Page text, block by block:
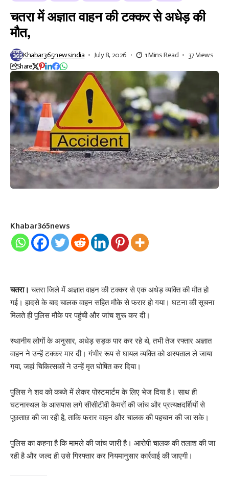
चतरा में अज्ञात वाहन की टक्कर से अधेड़ की
मौत,
Khabar365newsindia July 8, 2026 1 Mins Read 37 Views
Share
Khabar365news
चतरा। चतरा जिले में अज्ञात वाहन की टक्कर से एक अधेड़ व्यक्ति की मौत हो
गई। हादसे के बाद चालक वाहन सहित मौके से फरार हो गया। घटना की सूचना
मिलते ही पुलिस मौके पर पहुंची और जांच शुरू कर दी।
स्थानीय लोगों के अनुसार, अधेड़ सड़क पार कर रहे थे, तभी तेज रफ्तार अज्ञात
वाहन ने उन्हें टक्कर मार दी। गंभीर रूप से घायल व्यक्ति को अस्पताल ले जाया
गया, जहां चिकित्सकों ने उन्हें मृत घोषित कर दिया।
पुलिस ने शव को कब्जे में लेकर पोस्टमार्टम के लिए भेज दिया है। साथ ही
घटनास्थल के आसपास लगे सीसीटीवी कैमरों की जांच और प्रत्यक्षदर्शियों से
पूछताछ की जा रही है, ताकि फरार वाहन और चालक की पहचान की जा सके।
पुलिस का कहना है कि मामले की जांच जारी है। आरोपी चालक की तलाश की जा
रही है और जल्द ही उसे गिरफ्तार कर नियमानुसार कार्रवाई की जाएगी।